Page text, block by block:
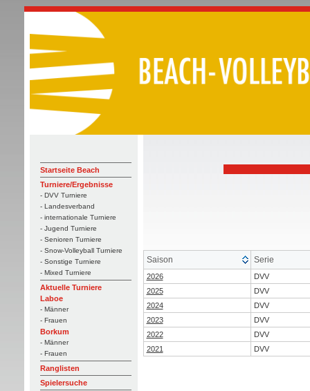
Startseite Beach
Turniere/Ergebnisse
- DVV Turniere
- Landesverband
- internationale Turniere
- Jugend Turniere
- Senioren Turniere
- Snow-Volleyball Turniere
- Sonstige Turniere
- Mixed Turniere
Aktuelle Turniere
Laboe
- Männer
- Frauen
Borkum
- Männer
- Frauen
Ranglisten
Spielersuche
Saison Serie
2026
DVV
2025
DVV
2024
DVV
2023
DVV
2022
DVV
2021
DVV